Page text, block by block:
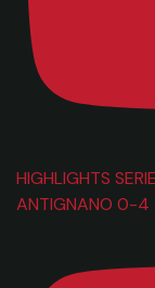
HIGHLIGHTS
ANTIGNANO 0-4